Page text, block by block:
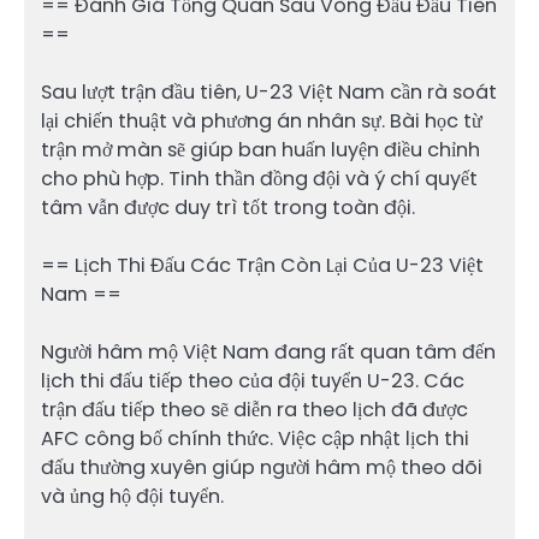
==
Sau lượt trận đầu tiên, U-23 Việt Nam cần rà soát
lại chiến thuật và phương án nhân sự. Bài học từ
trận mở màn sẽ giúp ban huấn luyện điều chỉnh
cho phù hợp. Tinh thần đồng đội và ý chí quyết
tâm vẫn được duy trì tốt trong toàn đội.
== Lịch Thi Đấu Các Trận Còn Lại Của U-23 Việt
Nam ==
Người hâm mộ Việt Nam đang rất quan tâm đến
lịch thi đấu tiếp theo của đội tuyển U-23. Các
trận đấu tiếp theo sẽ diễn ra theo lịch đã được
AFC công bố chính thức. Việc cập nhật lịch thi
đấu thường xuyên giúp người hâm mộ theo dõi
và ủng hộ đội tuyển.